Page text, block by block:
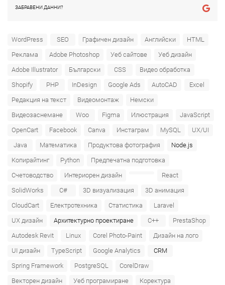
ЗАБРАВЕНИ ДАННИ?
WordPress SEO Графичен дизайн Английски
HTML
Реклама
Adobe Photoshop Уеб сайтове
Уеб дизайн
Adobe Illustrator
Български CSS
Видео обработка
Shopify
PHP InDesign Google Ads AutoCAD
Excel
Редакция на текст
Видеомонтаж
Немски
Видеозаснемане
Woo Figma Илюстрация
JavaScript
OpenCart
Facebook Canva Инстаграм MySQL
UX/UI
Java
Математика Продуктова фотография
Node.js
Копирайтинг
Python
Предпечатна подготовка
Счетоводство
Интериорен дизайн
React
SolidWorks
C# 3D визуализация
3D анимация
CloudCart
Електротехника Статистика
Laravel
UX дизайн
Архитектурно проектиране C++
PrestaShop
Autodesk Revit
Linux Corel Photo-Paint
Дизайн на лого
UI дизайн
TypeScript Google Analytics
CRM
Spring Framework
PostgreSQL
CorelDraw
Векторен дизайн
Уеб програмиране
Коректура